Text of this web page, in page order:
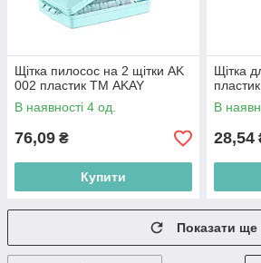
Щітка пилосос на 2 щітки AK
002 пластик ТМ AKAY
В наявності 4 од.
76,09 ₴
Купити
Щітка
В
28,54
Показати ще